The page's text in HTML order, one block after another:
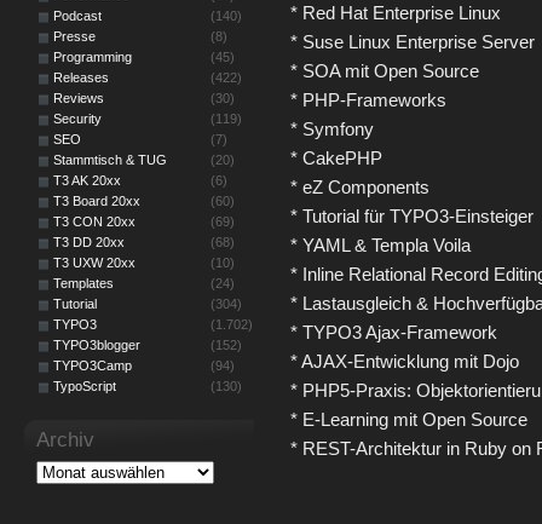
* Red Hat Enterprise Linux
* Suse Linux Enterprise Server
* SOA mit Open Source
* PHP-Frameworks
* Symfony
* CakePHP
* eZ Components
* Tutorial für TYPO3-Einsteiger
* YAML & Templa Voila
* Inline Relational Record
* Lastausgleich &
* TYPO3 Ajax-Framework
* AJAX-Entwicklung mit Dojo
* PHP5-Praxis:
* E-Learning mit Open Source
* REST-Architektur in Ruby on
Podcast
(140)
Presse
(8)
Programming
(45)
Releases
(422)
Reviews
(30)
Security
(119)
SEO
(7)
Stammtisch & TUG
(20)
T3 AK 20xx
(6)
T3 Board 20xx
(60)
T3 CON 20xx
(69)
T3 DD 20xx
(68)
T3 UXW 20xx
(10)
Templates
(24)
Tutorial
(304)
TYPO3
(1.702)
TYPO3blogger
(152)
TYPO3Camp
(94)
TypoScript
(130)
Archiv